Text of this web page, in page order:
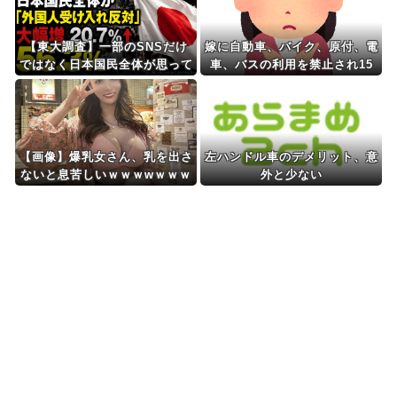
【東大調査】一部のSNSだけ
ではなく日本国民全体が思って
いた「外国人受け入れ反対」大
幅増20.7%↑56.3%
嫁に自動車、バイク、原付、電
車、バスの利用を禁止され15
時間15分かけて通勤してる俺
氏、離婚したい
【画像】爆乳女さん、乳を出さ
ないと息苦しいｗｗｗwｗｗｗ
左ハンドル車のデメリット、意
外と少ない